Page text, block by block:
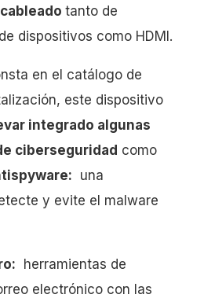
cableado tanto de
dispositivos como HDMI.
en el catálogo de
este dispositivo
integrado algunas
ciberseguridad como
una
y evite el malware
herramientas de
electrónico con las